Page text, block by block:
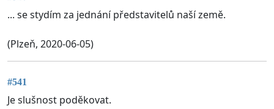
... se stydím za jednání představitelů naší země.
(Plzeň, 2020-06-05)
#541
Je slušnost poděkovat.